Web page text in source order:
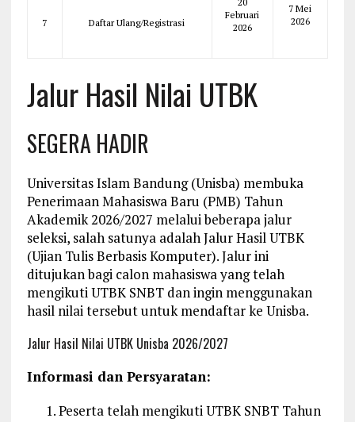
7 Daftar Ulang/Registrasi
Februari
2026
7 Mei
2026
Jalur Hasil Nilai UTBK
SEGERA HADIR
Universitas Islam Bandung (Unisba) membuka
Penerimaan Mahasiswa Baru (PMB) Tahun
Akademik 2026/2027 melalui beberapa jalur
seleksi, salah satunya adalah Jalur Hasil UTBK
(Ujian Tulis Berbasis Komputer). Jalur ini
ditujukan bagi calon mahasiswa yang telah
mengikuti UTBK SNBT dan ingin menggunakan
hasil nilai tersebut untuk mendaftar ke Unisba.
Jalur Hasil Nilai UTBK Unisba 2026/2027
Informasi dan Persyaratan:
Peserta telah mengikuti UTBK SNBT Tahun